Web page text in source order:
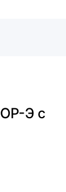
Э с